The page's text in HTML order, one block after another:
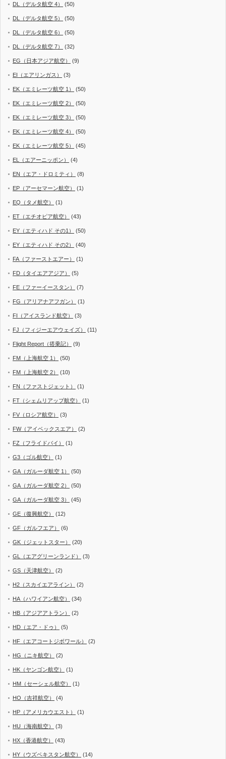
DL（デルタ航空 4） (50)
DL（デルタ航空 5） (50)
DL（デルタ航空 6） (50)
DL（デルタ航空 7） (32)
EG（日本アジア航空） (9)
EI（エアリンガス） (3)
EK（エミレーツ航空 1） (50)
EK（エミレーツ航空 2） (50)
EK（エミレーツ航空 3） (50)
EK（エミレーツ航空 4） (50)
EK（エミレーツ航空 5） (45)
EL（エアーニッポン） (4)
EN（エア・ドロミティ） (8)
EP（アーセマーン航空） (1)
EQ（タメ航空） (1)
ET（エチオピア航空） (43)
EY（エティハド その1） (50)
EY（エティハド その2） (40)
FA（ファーストエアー） (1)
FD（タイエアアジア） (5)
FE（ファーイースタン） (7)
FG（アリアナアフガン） (1)
FI（アイスランド航空） (3)
FJ（フィジーエアウェイズ） (11)
Flight Report（搭乗記） (9)
FM（上海航空 1） (50)
FM（上海航空 2） (10)
FN（ファストジェット） (1)
FT（シェムリアップ航空） (1)
FV（ロシア航空） (3)
FW（アイベックスエア） (2)
FZ（フライドバイ） (1)
G3（ゴル航空） (1)
GA（ガルーダ航空 1） (50)
GA（ガルーダ航空 2） (50)
GA（ガルーダ航空 3） (45)
GE（復興航空） (12)
GF（ガルフエア） (6)
GK（ジェットスター） (20)
GL（エアグリーンランド） (3)
GS（天津航空） (2)
H2（スカイエアライン） (2)
HA（ハワイアン航空） (34)
HB（アジアアトラン） (2)
HD（エア・ドゥ） (5)
HF（エアコートジボワール） (2)
HG（ニキ航空） (2)
HK（ヤンゴン航空） (1)
HM（セーシェル航空） (1)
HO（吉祥航空） (4)
HP（アメリカウエスト） (1)
HU（海南航空） (3)
HX（香港航空） (43)
HY（ウズベキスタン航空） (14)